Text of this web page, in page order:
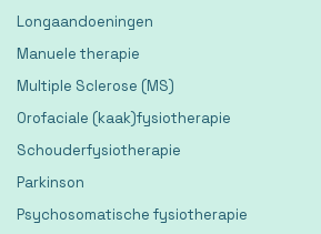
Longaandoeningen
Manuele therapie
Multiple Sclerose (MS)
Orofaciale (kaak)fysiotherapie
Schouderfysiotherapie
Parkinson
Psychosomatische fysiotherapie